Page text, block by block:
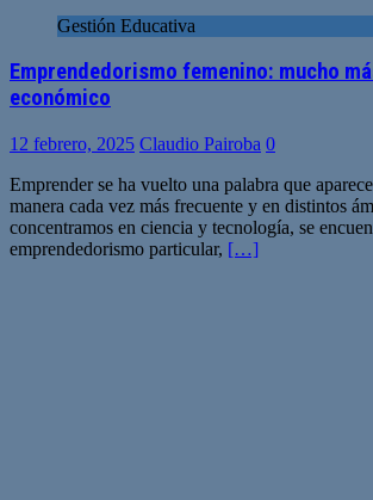
Gestión Educativa
Emprendedorismo femenino: mucho
económico
12 febrero, 2025 Claudio Pairoba 0
Emprender se ha vuelto una palabra que
manera cada vez más frecuente y en distintos
concentramos en ciencia y tecnología, se
emprendedorismo particular, […]